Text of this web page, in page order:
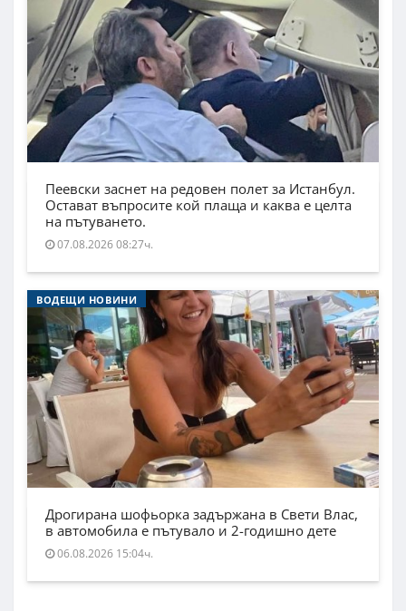
Пеевски заснет на редовен полет за Истанбул.
Остават въпросите кой плаща и каква е целта
на пътуването.
07.08.2026 08:27ч.
ВОДЕЩИ НОВИНИ
Дрогирана шофьорка задържана в Свети Влас,
в автомобила е пътувало и 2-годишно дете
06.08.2026 15:04ч.